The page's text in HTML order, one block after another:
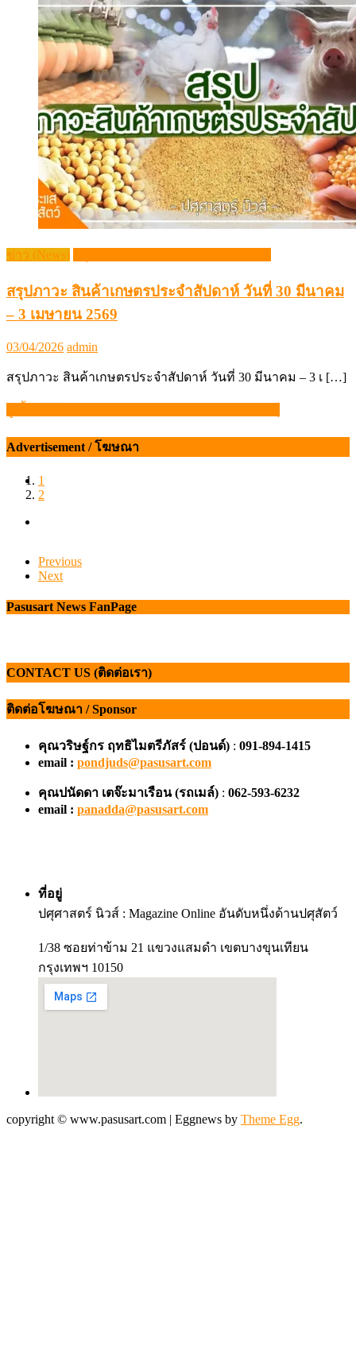
ข่าว (News)
สรุปภาวะ สินค้าเกษตรประจำสัปดาห์ วันที่ 30 มีนาคม
– 3 เมษายน 2569
Posted
03/04/2026 Author
admin
สรุปภาวะ สินค้าเกษตรประจำสัปดาห์ วันที่ 30 มีนาคม – 3 เ […]
แนะแนว
เรื่อง
Advertisement / โฆษณา
1
2
Previous
Next
Pasusart News FanPage
CONTACT US (ติดต่อเรา)
ติดต่อโฆษณา / Sponsor
คุณวริษฐ์กร ฤทธิไมตรีภัสร์ (ปอนด์) : 091-894-1415
email : pondjuds@pasusart.com
คุณปนัดดา เตจ๊ะมาเรือน (รถเมล์) : 062-593-6232
email : panadda@pasusart.com
ที่อยู่
ปศุศาสตร์ นิวส์ : Magazine Online อันดับหนึ่งด้านปศุสัตว์
1/38 ซอยท่าข้าม 21 แขวงแสมดำ เขตบางขุนเทียน
กรุงเทพฯ 10150
copyright © www.pasusart.com | Eggnews by Theme Egg.